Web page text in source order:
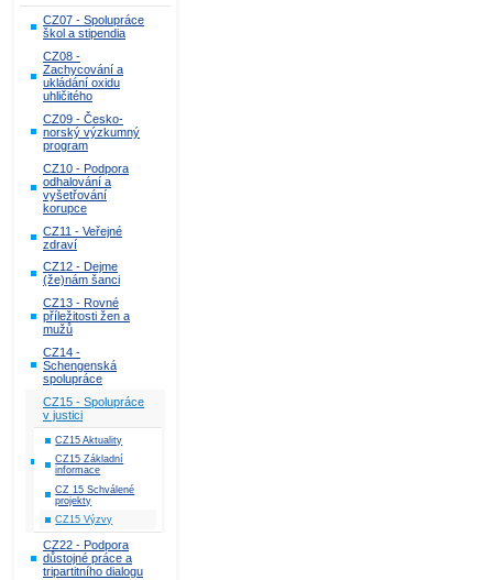
CZ07 - Spolupráce
škol a stipendia
CZ08 -
Zachycování a
ukládání oxidu
uhličitého
CZ09 - Česko-
norský výzkumný
program
CZ10 - Podpora
odhalování a
vyšetřování
korupce
CZ11 - Veřejné
zdraví
CZ12 - Dejme
(že)nám šanci
CZ13 - Rovné
příležitosti žen a
mužů
CZ14 -
Schengenská
spolupráce
CZ15 - Spolupráce
v justici
CZ15 Aktuality
CZ15 Základní
informace
CZ 15 Schválené
projekty
CZ15 Výzvy
CZ22 - Podpora
důstojné práce a
tripartitního dialogu